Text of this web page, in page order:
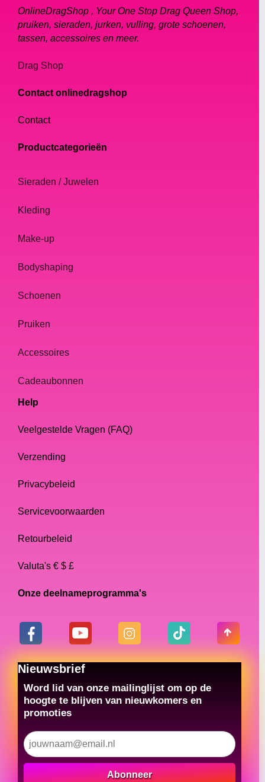
OnlineDragShop , Your One Stop Drag Queen Shop,
pruiken, sieraden, jurken, vulling, grote schoenen,
tassen, accessoires en meer.
Drag Shop
Contact onlinedragshop
Contact
Productcategorieën
Sieraden / Juwelen
Kleding
Make-up
Bodyshaping
Schoenen
Pruiken
Accessoires
Cadeaubonnen
Help
Veelgestelde Vragen (FAQ)
Verzending
Privacybeleid
Servicevoorwaarden
Retourbeleid
Valuta's € $ £
Onze deelnameprogramma's
Nieuwsbrief
Word lid van onze mailinglijst om op de
hoogte te blijven van nieuwkomers en
promoties
Abonneer